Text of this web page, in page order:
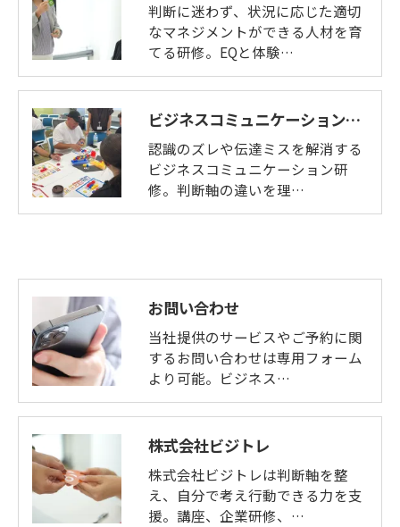
判断に迷わず、状況に応じた適切
なマネジメントができる人材を育
てる研修。EQと体験…
ビジネスコミュニケーション研修
認識のズレや伝達ミスを解消する
ビジネスコミュニケーション研
修。判断軸の違いを理…
お問い合わせ
当社提供のサービスやご予約に関
するお問い合わせは専用フォーム
より可能。ビジネス…
株式会社ビジトレ
株式会社ビジトレは判断軸を整
え、自分で考え行動できる力を支
援。講座、企業研修、…